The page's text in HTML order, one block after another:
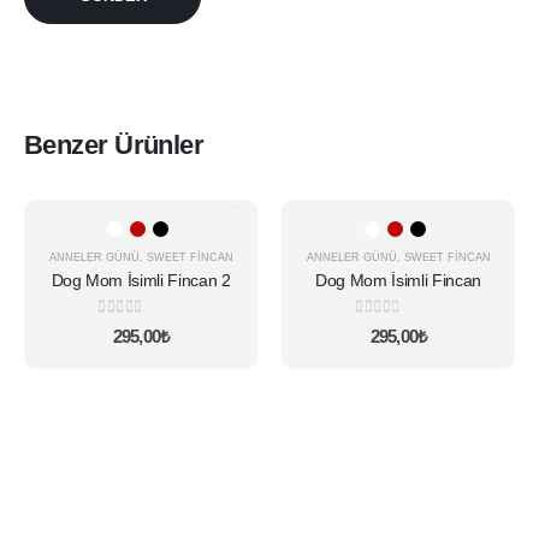
Benzer Ürünler
birden
fazla
varyasyonu
ANNELER GÜNÜ SWEET FINCAN
Dog Mom İsimli Fincan 2
5 üzerinden
295,00₺
birden
varyasyonu
ANNELER GÜNÜ SWEET FINCAN
Dog Mom İsimli Fincan
5 üzerinden
295,00₺